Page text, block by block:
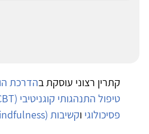
קתרין רצוני עוסקת בהדרכת
טיפול התנהגותי קוגניטיבי (CBT)
פסיכולוגי וקשיבות (Mindfulness)